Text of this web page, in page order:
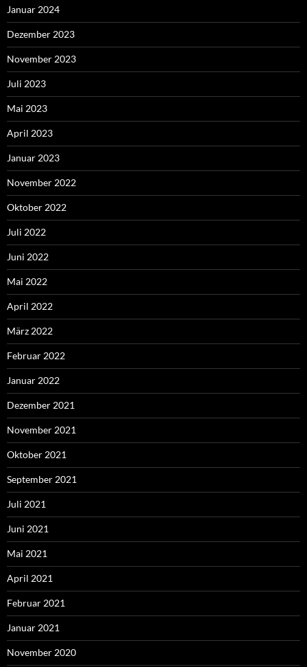
Januar 2024
Dezember 2023
November 2023
Juli 2023
Mai 2023
April 2023
Januar 2023
November 2022
Oktober 2022
Juli 2022
Juni 2022
Mai 2022
April 2022
März 2022
Februar 2022
Januar 2022
Dezember 2021
November 2021
Oktober 2021
September 2021
Juli 2021
Juni 2021
Mai 2021
April 2021
Februar 2021
Januar 2021
November 2020